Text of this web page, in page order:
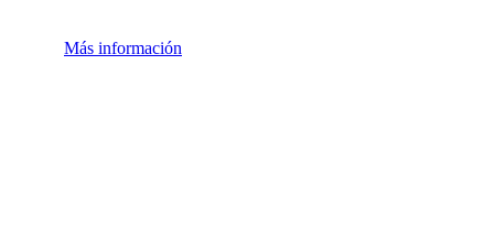
Más información